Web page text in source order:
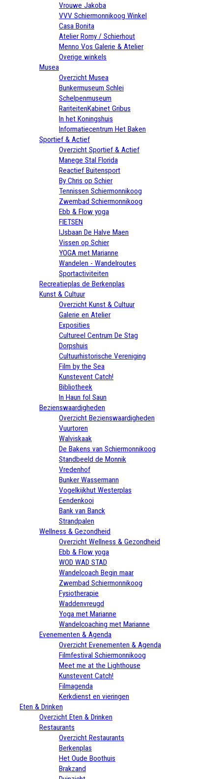
Vrouwe Jakoba
VVV Schiermonnikoog Winkel
Casa Bonita
Atelier Romy / Schierhout
Menno Vos Galerie & Atelier
Overige winkels
Musea
Overzicht Musea
Bunkermuseum Schlei
Schelpenmuseum
RariteitenKabinet Gribus
In het Koningshuis
Informatiecentrum Het Baken
Sportief & Actief
Overzicht Sportief & Actief
Manege Stal Florida
Reactief Buitensport
By Chris op Schier
Tennissen Schiermonnikoog
Zwembad Schiermonnikoog
Ebb & Flow yoga
FIETSEN
IJsbaan De Halve Maen
Vissen op Schier
YOGA met Marianne
Wandelen - Wandelroutes
Sportactiviteiten
Recreatieplas de Berkenplas
Kunst & Cultuur
Overzicht Kunst & Cultuur
Galerie en Atelier
Exposities
Cultureel Centrum De Stag
Dorpshuis
Cultuurhistorische Vereniging
Film by the Sea
Kunstevent Catch!
Bibliotheek
In Haun fol Saun
Bezienswaardigheden
Overzicht Bezienswaardigheden
Vuurtoren
Walviskaak
De Bakens van Schiermonnikoog
Standbeeld de Monnik
Vredenhof
Bunker Wassermann
Vogelkijkhut Westerplas
Eendenkooi
Bank van Banck
Strandpalen
Wellness & Gezondheid
Overzicht Wellness & Gezondheid
Ebb & Flow yoga
WOD WAD STAD
Wandelcoach Begin maar
Zwembad Schiermonnikoog
Fysiotherapie
Waddenvreugd
Yoga met Marianne
Wandelcoaching met Marianne
Evenementen & Agenda
Overzicht Evenementen & Agenda
Filmfestival Schiermonnikoog
Meet me at the Lighthouse
Kunstevent Catch!
Filmagenda
Kerkdienst en vieringen
Eten & Drinken
Overzicht Eten & Drinken
Restaurants
Overzicht Restaurants
Berkenplas
Het Oude Boothuis
Brakzand